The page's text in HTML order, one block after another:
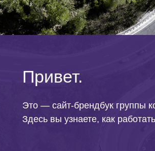
Это — сайт-брендбук группы
Здесь вы узнаете, как
Привет.